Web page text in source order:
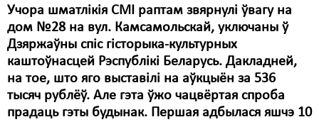
Учора шматлікія СМІ раптам звярнулі ўвагу на
дом №28 на вул. Камсамольскай, уключаны ў
Дзяржаўны спіс гісторыка-культурных
каштоўнасцей Рэспублікі Беларусь. Дакладней,
на тое, што яго выставілі на аўкцыён за 536
тысяч рублёў. Але гэта ўжо чацвёртая спроба
прадаць гэты будынак. Першая адбылася яшчэ 10